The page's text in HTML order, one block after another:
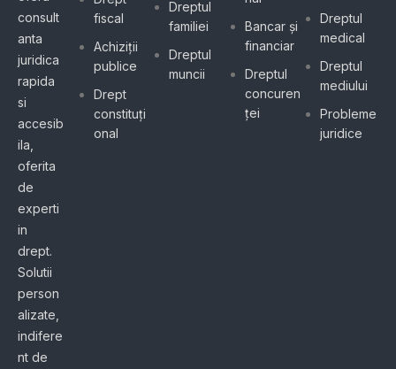
consult
anta
juridica
rapida
si
accesib
ila,
oferita
de
experti
in
drept.
Solutii
person
alizate,
indifere
nt de
fiscal
Achiziții
publice
Drept
constituți
onal
Dreptul
familiei
Dreptul
muncii
Bancar și
financiar
Dreptul
concuren
ței
Dreptul
medical
Dreptul
mediului
Probleme
juridice